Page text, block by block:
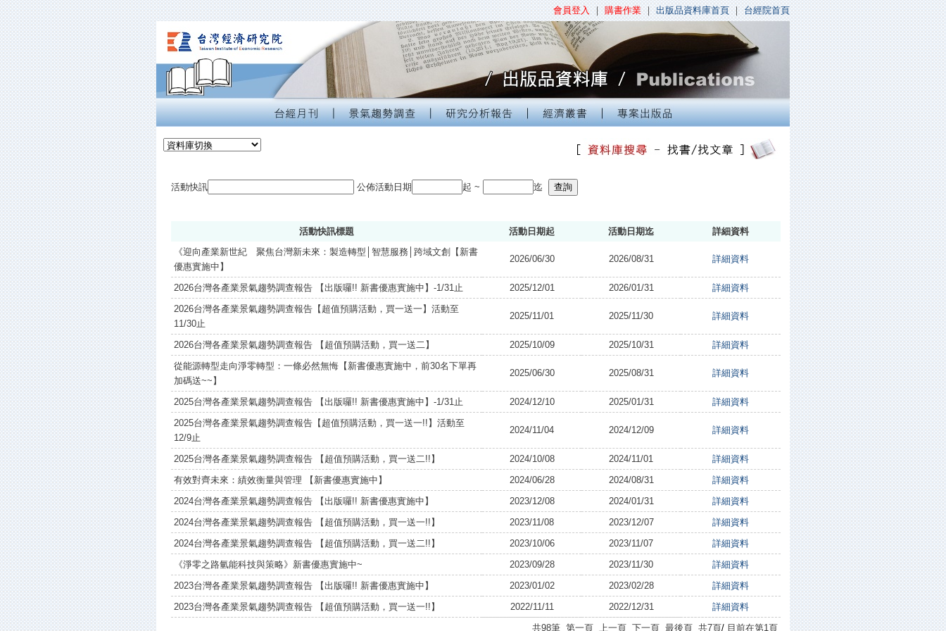
會員登入 ｜ 購書作業 ｜ 出版品資料庫首頁 ｜ 台經院首頁
活動快訊 公佈活動日期 起 ~ 迄
活動快訊標題 活動日期起 活動日期迄
詳細資料
《迎向產業新世紀 聚焦台灣新未來：製造轉型│智慧服務│跨域文創【新書
優惠實施中】
2026/06/30 2026/08/31 詳細資料
2026台灣各產業景氣趨勢調查報告 【出版囉!! 新書優惠實施中】-1/31止 2025/12/01 2026/01/31
詳細資料
2026台灣各產業景氣趨勢調查報告【超值預購活動，買一送一】活動至
11/30止
2025/11/01 2025/11/30 詳細資料
2026台灣各產業景氣趨勢調查報告 【超值預購活動，買一送二】 2025/10/09 2025/10/31
詳細資料
從能源轉型走向淨零轉型：一條必然無悔【新書優惠實施中，前30名下單再
加碼送~~】
2025/06/30 2025/08/31 詳細資料
2025台灣各產業景氣趨勢調查報告 【出版囉!! 新書優惠實施中】-1/31止 2024/12/10 2025/01/31
詳細資料
2025台灣各產業景氣趨勢調查報告【超值預購活動，買一送一!!】活動至
12/9止
2024/11/04 2024/12/09 詳細資料
2025台灣各產業景氣趨勢調查報告 【超值預購活動，買一送二!!】 2024/10/08 2024/11/01
詳細資料
有效對齊未來：績效衡量與管理 【新書優惠實施中】
2024/06/28 2024/08/31
詳細資料
2024台灣各產業景氣趨勢調查報告 【出版囉!! 新書優惠實施中】
2023/12/08 2024/01/31
詳細資料
2024台灣各產業景氣趨勢調查報告 【超值預購活動，買一送一!!】
2023/11/08 2023/12/07
詳細資料
2024台灣各產業景氣趨勢調查報告 【超值預購活動，買一送二!!】
2023/10/06 2023/11/07
詳細資料
《淨零之路氫能科技與策略》新書優惠實施中~
2023/09/28 2023/11/30
詳細資料
2023台灣各產業景氣趨勢調查報告 【出版囉!! 新書優惠實施中】
2023/01/02 2023/02/28
詳細資料
2023台灣各產業景氣趨勢調查報告 【超值預購活動，買一送一!!】
2022/11/11 2022/12/31
詳細資料
共98筆 第一頁 上一頁 下一頁 最後頁 共7頁/ 目前在第1頁